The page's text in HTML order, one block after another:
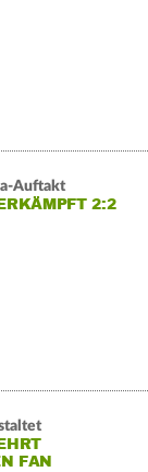
Auftakt
2:2
FAN